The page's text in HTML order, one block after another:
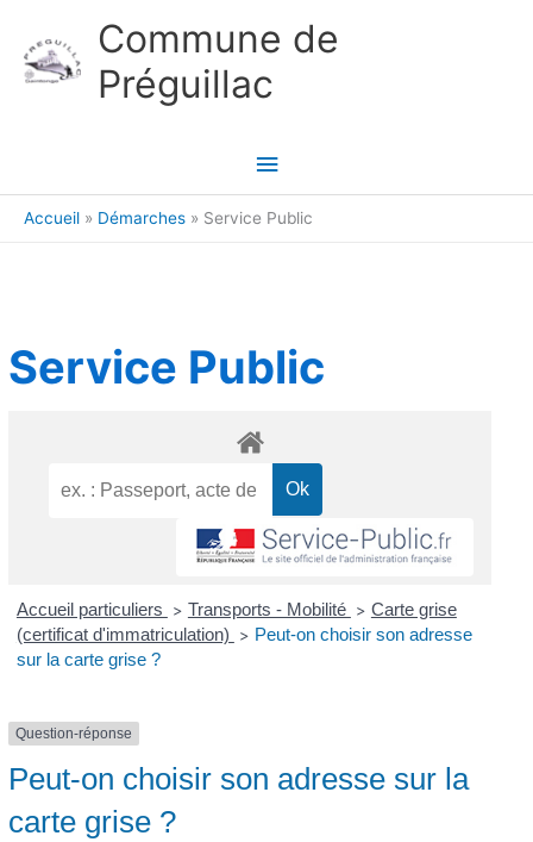
Commune de
Préguillac
Menu
principal
Accueil Démarches Service Public
Service Public
Accueil particuliers > Transports - Mobilité > Carte grise
(certificat d'immatriculation)
> Peut-on choisir son adresse
sur la carte grise ?
Question-réponse
Peut-on choisir son adresse sur la
carte grise ?